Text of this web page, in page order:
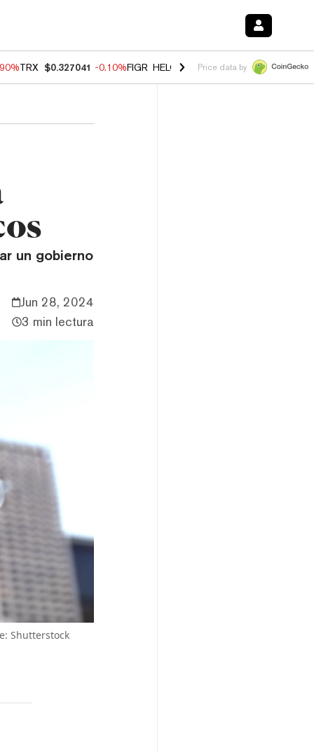
TRX $0.327041 -0.10%FIGR_HELOC $1.018 -3.00%HYPE
Price data by
un gobierno
Jun 28, 2024
3 min lectura
Shutterstock